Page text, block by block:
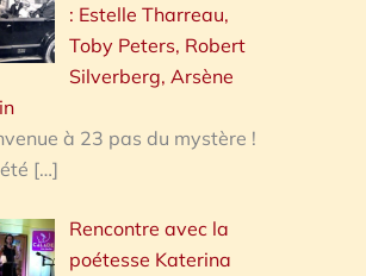
: Estelle Tharreau,
Toby Peters, Robert
Silverberg, Arsène
à 23 pas du mystère !
[…]
Rencontre avec la
poétesse Katerina